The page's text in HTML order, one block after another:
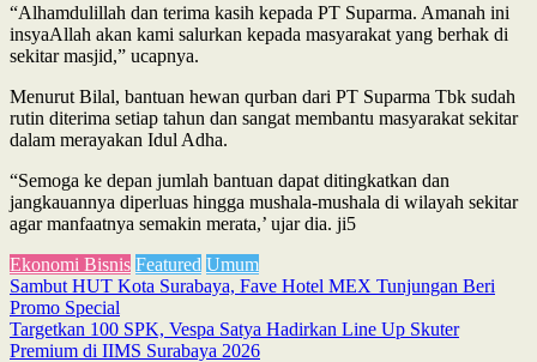
“Alhamdulillah dan terima kasih kepada PT Suparma. Amanah ini
insyaAllah akan kami salurkan kepada masyarakat yang berhak di
sekitar masjid,” ucapnya.
Menurut Bilal, bantuan hewan qurban dari PT Suparma Tbk sudah
rutin diterima setiap tahun dan sangat membantu masyarakat sekitar
dalam merayakan Idul Adha.
“Semoga ke depan jumlah bantuan dapat ditingkatkan dan
jangkauannya diperluas hingga mushala-mushala di wilayah sekitar
agar manfaatnya semakin merata,’ ujar dia. ji5
Ekonomi Bisnis Featured Umum
Post
navigation
Sambut HUT Kota Surabaya, Fave Hotel MEX Tunjungan Beri
Promo Special
Targetkan 100 SPK, Vespa Satya Hadirkan Line Up Skuter
Premium di IIMS Surabaya 2026